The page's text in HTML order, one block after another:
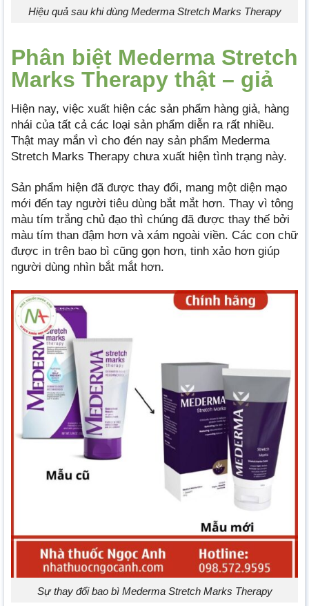
Hiệu quả sau khi dùng Mederma Stretch Marks Therapy
Phân biệt Mederma Stretch
Marks Therapy thật – giả
Hiện nay, việc xuất hiện các sản phẩm hàng giả, hàng
nhái của tất cả các loại sản phẩm diễn ra rất nhiều.
Thật may mắn vì cho đén nay sản phẩm Mederma
Stretch Marks Therapy chưa xuất hiện tình trạng này.
Sản phẩm hiện đã được thay đổi, mang một diện mạo
mới đến tay người tiêu dùng bắt mắt hơn. Thay vì tông
màu tím trắng chủ đạo thì chúng đã được thay thế bởi
màu tím than đậm hơn và xám ngoài viền. Các con chữ
được in trên bao bì cũng gọn hơn, tinh xảo hơn giúp
người dùng nhìn bắt mắt hơn.
Sự thay đổi bao bì Mederma Stretch Marks Therapy